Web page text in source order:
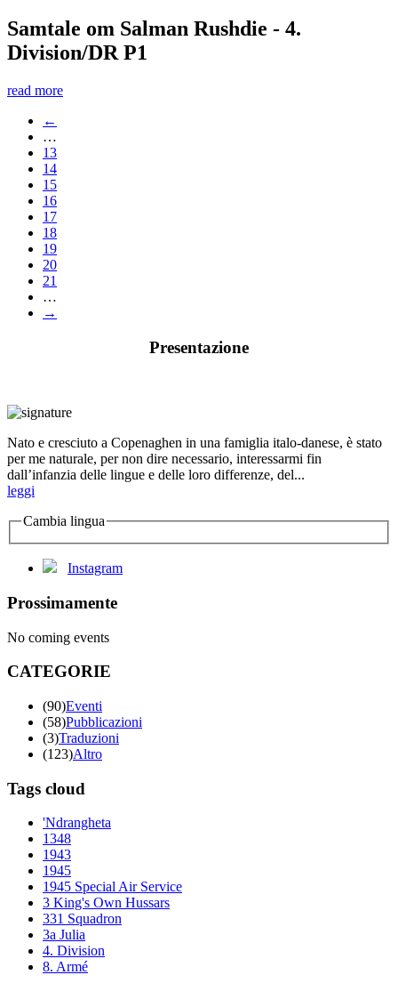
Samtale om Salman Rushdie - 4.
Division/DR P1
read more
←
…
13
14
15
16
17
18
19
20
21
…
→
Presentazione
Nato e cresciuto a Copenaghen in una famiglia italo-danese, è stato
per me naturale, per non dire necessario, interessarmi fin
dall’infanzia delle lingue e delle loro differenze, del...
leggi
Cambia lingua
Instagram
Prossimamente
No coming events
CATEGORIE
(90)Eventi
(58)Pubblicazioni
(3)Traduzioni
(123)Altro
Tags cloud
'Ndrangheta
1348
1943
1945
1945 Special Air Service
3 King's Own Hussars
331 Squadron
3a Julia
4. Division
8. Armé